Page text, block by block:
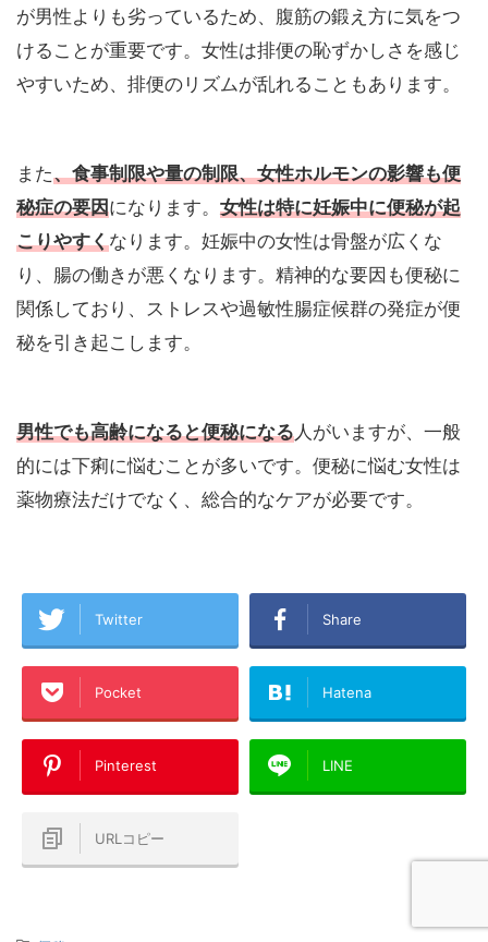
が男性よりも劣っているため、腹筋の鍛え方に気をつ
けることが重要です。女性は排便の恥ずかしさを感じ
やすいため、排便のリズムが乱れることもあります。
また、食事制限や量の制限、女性ホルモンの影響も便
秘症の要因になります。 女性は特に妊娠中に便秘が起
こりやすくなります。妊娠中の女性は骨盤が広くな
り、腸の働きが悪くなります。精神的な要因も便秘に
関係しており、ストレスや過敏性腸症候群の発症が便
秘を引き起こします。
男性でも高齢になると便秘になる 人がいますが、一般
的には下痢に悩むことが多いです。便秘に悩む女性は
薬物療法だけでなく、総合的なケアが必要です。
Twitter Share
Pocket Hatena
Pinterest LINE
URLコピー